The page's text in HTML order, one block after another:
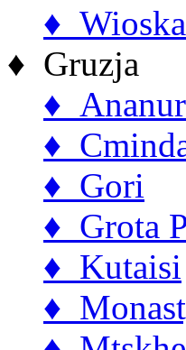
♦
♦ Gruzja
♦
♦
♦ Gori
♦ Grota
♦ Kutaisi
♦